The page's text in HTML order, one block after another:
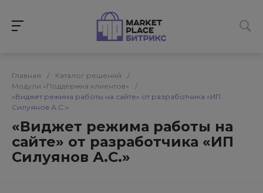
Главная / Каталог решений
/
Модули «Поддержка клиентов»
/
«Виджет режима работы на сайте» от разработчика «ИП
Силуянов А.С.»
«Виджет режима работы на
сайте» от разработчика «ИП
Силуянов А.С.»